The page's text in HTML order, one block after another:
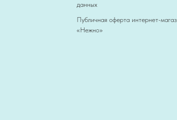
данных
Публичная оферта интернет-
«Нежно»